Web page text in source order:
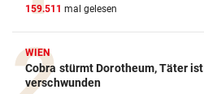
159.511 mal gelesen
WIEN
Cobra stürmt Dorotheum, Täter ist
verschwunden
ZUM VERGLEICH
Crosstrainer Vergleich
ZUM VERGLEICH